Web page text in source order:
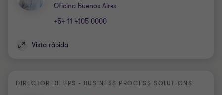
Oficina Buenos Aires
Oficina
+54 11 4105 0000
Vista rápida
DIRECTOR DE BPS - BUSINESS PROCESS SOLUTIONS